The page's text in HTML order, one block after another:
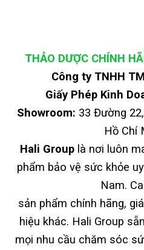
THẢO DƯỢC CHÍNH
Công ty TNHH
Giấy Phép Kinh
Showroom: 33 Đường
Hồ Chí
Hali Group là nơi luôn
phẩm bảo vệ sức khỏe
Nam.
sản phẩm chính hãng,
hiệu khác. Hali Group
mọi nhu cầu chăm sóc